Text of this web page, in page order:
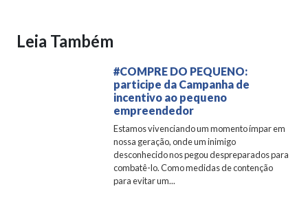
Leia Também
#COMPRE DO PEQUENO:
participe da Campanha de
incentivo ao pequeno
empreendedor
Estamos vivenciando um momento ímpar em
nossa geração, onde um inimigo
desconhecido nos pegou despreparados para
combatê-lo. Como medidas de contenção
para evitar um...